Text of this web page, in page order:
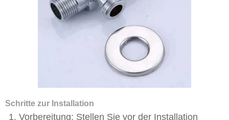
Schritte zur Installation
Vorbereitung: Stellen Sie vor der Installation